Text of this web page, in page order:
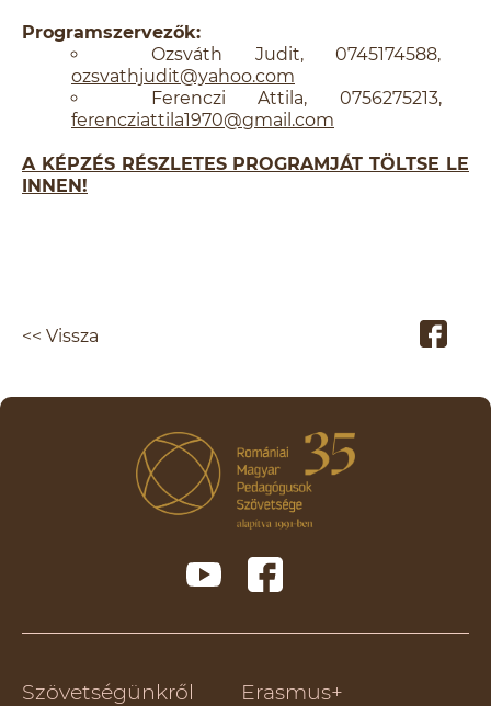
Programszervezők:
Ozsváth Judit, 0745174588,
ozsvathjudit@yahoo.com
Ferenczi Attila, 0756275213,
ferencziattila1970@gmail.com
A KÉPZÉS RÉSZLETES PROGRAMJÁT TÖLTSE LE
INNEN!
<< Vissza
Szövetségünkről Erasmus+